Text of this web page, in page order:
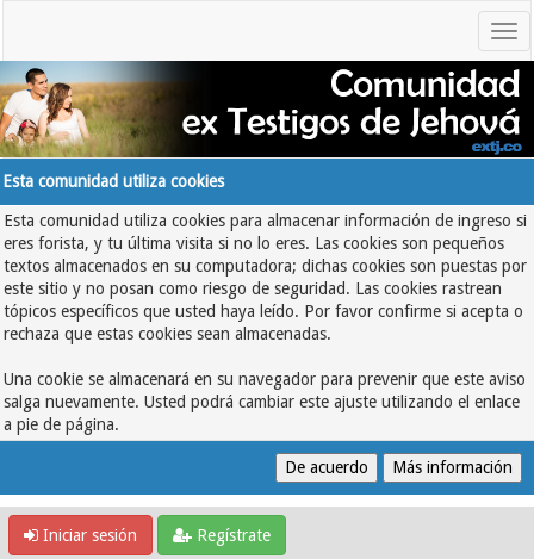
Esta comunidad utiliza cookies
Esta comunidad utiliza cookies para almacenar información de ingreso si
eres forista, y tu última visita si no lo eres. Las cookies son pequeños
textos almacenados en su computadora; dichas cookies son puestas por
este sitio y no posan como riesgo de seguridad. Las cookies rastrean
tópicos específicos que usted haya leído. Por favor confirme si acepta o
rechaza que estas cookies sean almacenadas.
Una cookie se almacenará en su navegador para prevenir que este aviso
salga nuevamente. Usted podrá cambiar este ajuste utilizando el enlace
a pie de página.
Iniciar sesión Regístrate